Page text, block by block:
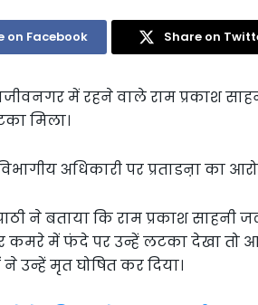
on Facebook Share on
में रहने वाले राम प्रकाश
मिला।
अधिकारी पर प्रताडऩा का
ने बताया कि राम प्रकाश साहनी
कमरे में फंदे पर उन्हें लटका देखा तो
उन्हें मृत घोषित कर दिया।